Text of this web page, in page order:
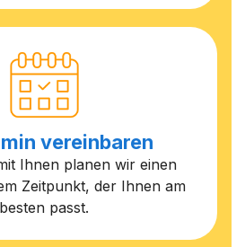
vereinbaren
Ihnen planen wir einen
Zeitpunkt, der Ihnen am
besten passt.